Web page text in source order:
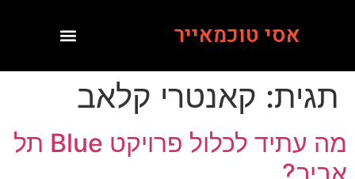
אסי טוכמאייר
תגית: קאנטרי קלאב
מה עתיד לכלול פרויקט Blue תל